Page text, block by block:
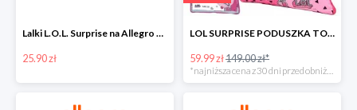
Lalki L.O.L. Surprise na Allegro w super cenach od 25,90 zł
25.90 zł
LOL SURPRISE PODUSZKA TOREBKA SEKRETNY SCHOWEK MP3 -59%
59.99 zł149.00 zł*
*najniższa cena z 30 dni przed obniżką